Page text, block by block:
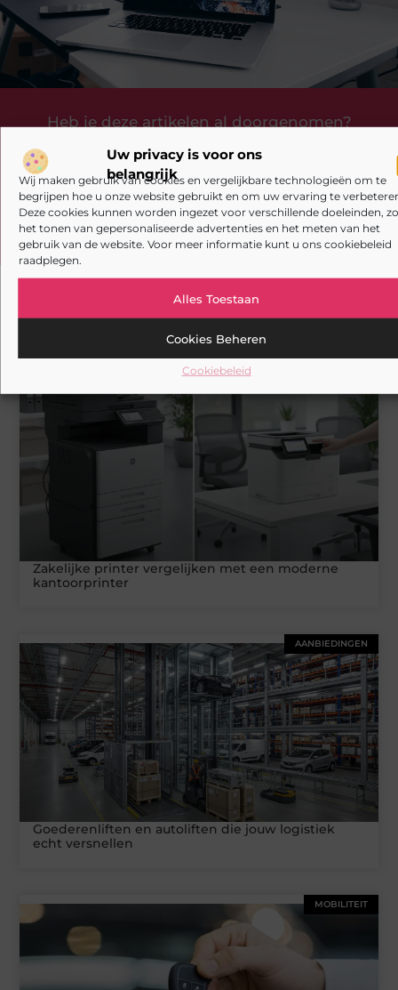
Uw privacy is voor ons
belangrijk
Wij maken gebruik van cookies en vergelijkbare technologieën om te
begrijpen hoe u onze website gebruikt en om uw ervaring te
Deze cookies kunnen worden ingezet voor verschillende doeleinden,
het tonen van gepersonaliseerde advertenties en het meten van het
gebruik van de website. Voor meer informatie kunt u ons cookiebeleid
raadplegen.
Alles Toestaan
Cookies Beheren
Cookiebeleid
Heb je deze artikelen al doorgenomen?
Verken de boeiende en interessante verhalen die wij
aanbieden en laat onze artikelen niet aan je
voorbijgaan. Duik in diverse onderwerpen en blijf goed
op de hoogte!
Gerelateerde artikelen die u mogelijk
interesseren
Zakelijke printer vergelijken met een moderne
kantoorprinter
AANBIEDINGEN
Goederenliften en autoliften die jouw logistiek
echt versnellen
MOBILITEIT